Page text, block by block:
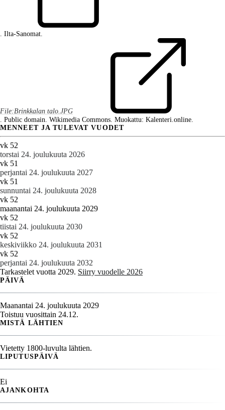
. Ilta-Sanomat.
File:Brinkkalan talo.JPG
. Public domain. Wikimedia Commons. Muokattu: Kalenteri.online.
MENNEET JA TULEVAT VUODET
vk 52
torstai 24. joulukuuta 2026
vk 51
perjantai 24. joulukuuta 2027
vk 51
sunnuntai 24. joulukuuta 2028
vk 52
maanantai 24. joulukuuta 2029
vk 52
tiistai 24. joulukuuta 2030
vk 52
keskiviikko 24. joulukuuta 2031
vk 52
perjantai 24. joulukuuta 2032
Tarkastelet vuotta 2029. Siirry vuodelle 2026
PÄIVÄ
Maanantai 24. joulukuuta 2029
Toistuu vuosittain 24.12.
MISTÄ LÄHTIEN
Vietetty 1800-luvulta lähtien.
LIPUTUSPÄIVÄ
Ei
AJANKOHTA